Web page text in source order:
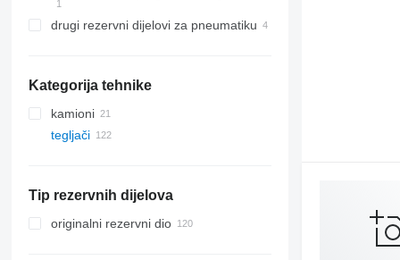
drugi rezervni dijelovi za pneumatiku
Kategorija tehnike
kamioni
tegljači
Tip rezervnih dijelova
originalni rezervni dio